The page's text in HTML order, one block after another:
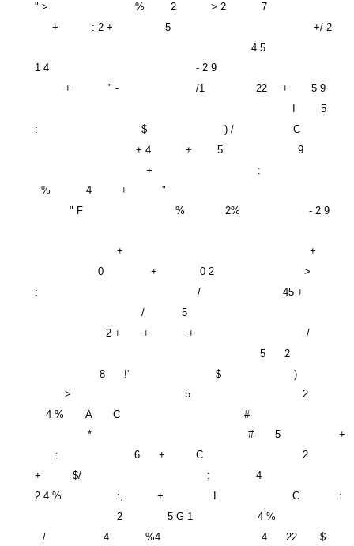
" > % 2 > 2
7
+
: 2 + 5
+/ 2
4 5
1 4
- 2 9
+
" - /1 22 +
5 9
5
:
$ ) /
C
+ 4
+ 5
9
+
:
%
4 +
"
" F
% 2% - 2 9
+
+
0
+ 0 2
>
:
/
45 +
/
5
2 +
+ +
/
5
2
8
!' $
)
>
5
2
4 %
A C
#
*
# 5
+
:
6 + C
2
+
$/ :
4
2 4 %
:, + C
:
2
5 G 1
4 %
/
4 %4 4 22 $